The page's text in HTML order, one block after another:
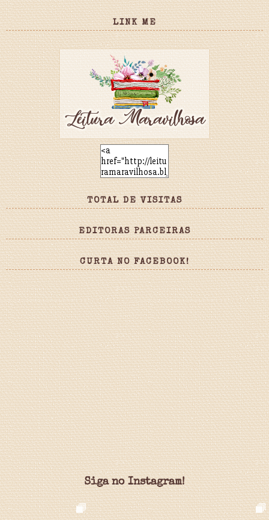
LINK ME
TOTAL DE VISITAS
EDITORAS PARCEIRAS
CURTA NO FACEBOOK!
Siga no Instagram!